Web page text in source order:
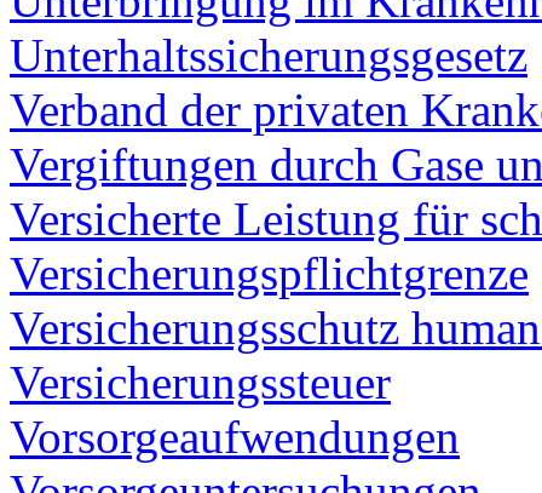
Unterhaltssicherungsgesetz
Verband der privaten
Vergiftungen durch Gase
Versicherte Leistung für
Versicherungspflichtgrenze
Versicherungsschutz
Versicherungssteuer
Vorsorgeaufwendungen